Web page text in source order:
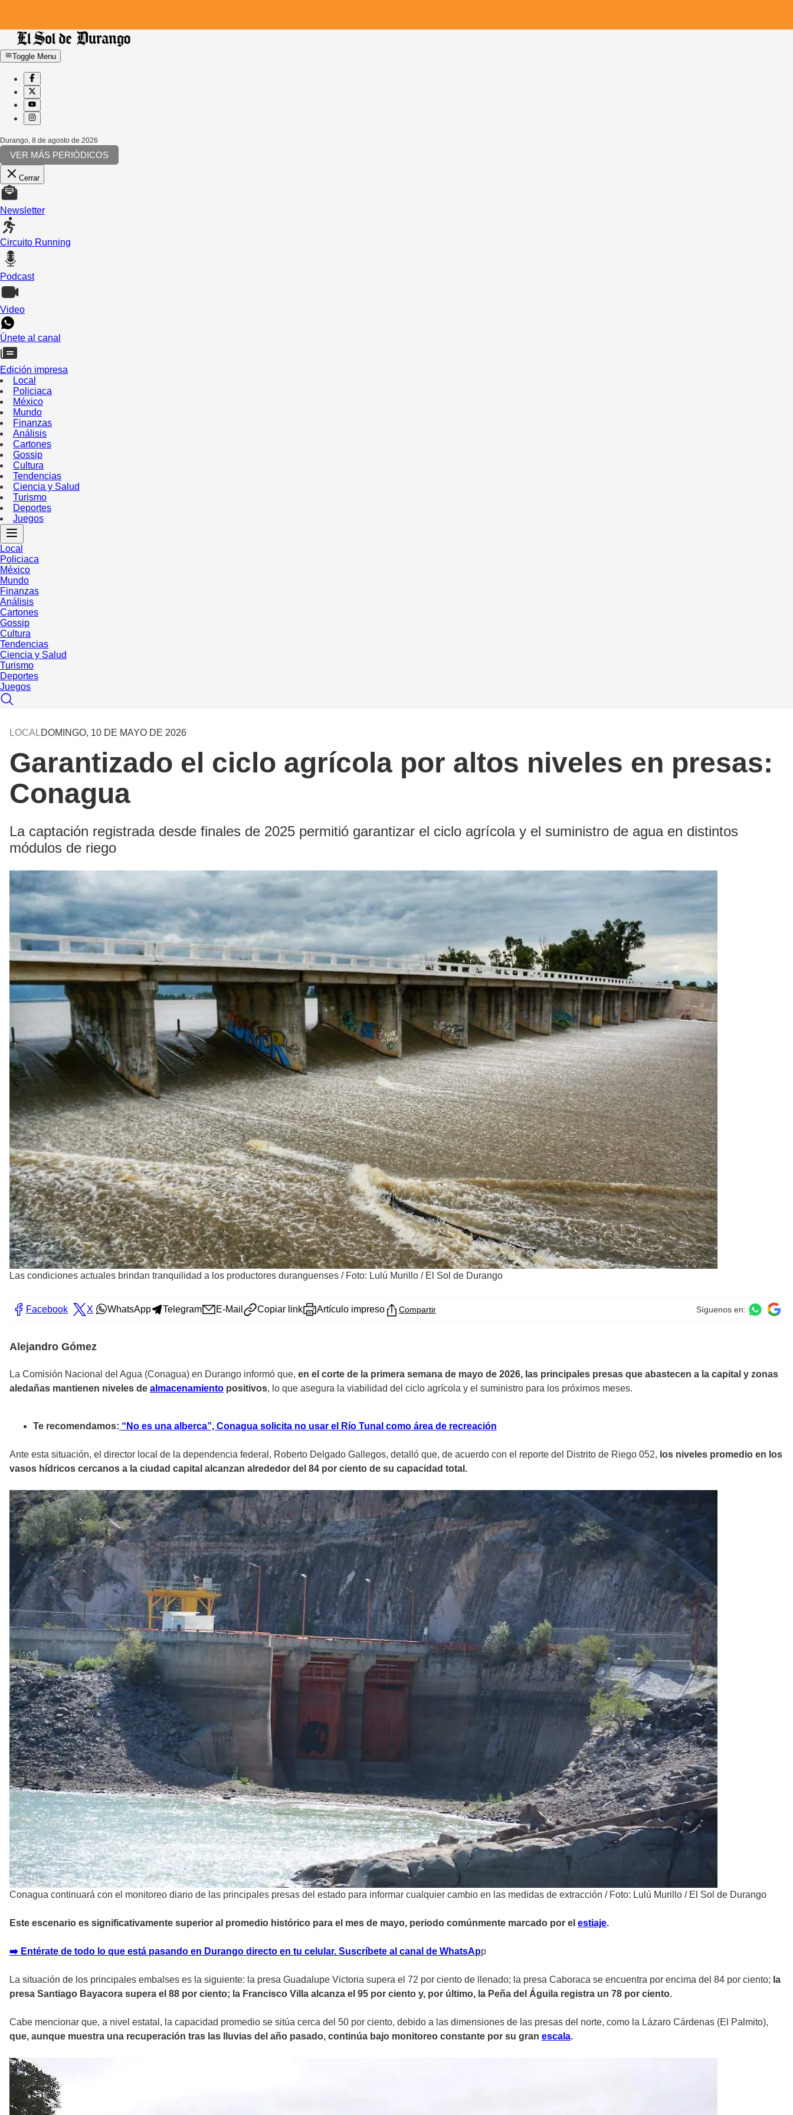
Toggle Menu
Durango 8 de agosto de 2026
VER MÁS PERIÓDICOS
Cerrar
Newsletter
Circuito Running
Podcast
Video
Únete al canal
Edición impresa
Local
Policiaca
México
Mundo
Finanzas
Análisis
Cartones
Gossip
Cultura
Tendencias
Ciencia y Salud
Turismo
Deportes
Juegos
Local
Policiaca
México
Mundo
Finanzas
Análisis
Cartones
Gossip
Cultura
Tendencias
Ciencia y Salud
Turismo
Deportes
Juegos
LOCALDOMINGO, 10 DE MAYO DE 2026
Garantizado el ciclo agrícola por altos niveles en presas:
Conagua
La captación registrada desde finales de 2025 permitió garantizar el ciclo agrícola y el suministro de agua en distintos
módulos de riego
Las condiciones actuales brindan tranquilidad a los productores duranguenses / Foto: Lulú Murillo / El Sol de Durango
Facebook X WhatsApp Telegram E-Mail Copiar link Artículo impreso Compartir Síguenos en:
Alejandro Gómez
La Comisión Nacional del Agua (Conagua) en Durango informó que, en el corte de la primera semana de mayo de 2026, las principales presas que abastecen a la capital y zonas
aledañas mantienen niveles de almacenamiento positivos, lo que asegura la viabilidad del ciclo agrícola y el suministro para los próximos meses.
Te recomendamos: “No es una alberca”, Conagua solicita no usar el Río Tunal como área de recreación
Ante esta situación, el director local de la dependencia federal, Roberto Delgado Gallegos, detalló que, de acuerdo con el reporte del Distrito de Riego 052, los niveles promedio en los
vasos hídricos cercanos a la ciudad capital alcanzan alrededor del 84 por ciento de su capacidad total.
Conagua continuará con el monitoreo diario de las principales presas del estado para informar cualquier cambio en las medidas de extracción / Foto: Lulú Murillo / El Sol de Durango
Este escenario es significativamente superior al promedio histórico para el mes de mayo, periodo comúnmente marcado por el estiaje.
➡️ Entérate de todo lo que está pasando en Durango directo en tu celular. Suscríbete al canal de WhatsApp
La situación de los principales embalses es la siguiente: la presa Guadalupe Victoria supera el 72 por ciento de llenado; la presa Caboraca se encuentra por encima del 84 por ciento; la
presa Santiago Bayacora supera el 88 por ciento; la Francisco Villa alcanza el 95 por ciento y, por último, la Peña del Águila registra un 78 por ciento.
Cabe mencionar que, a nivel estatal, la capacidad promedio se sitúa cerca del 50 por ciento, debido a las dimensiones de las presas del norte, como la Lázaro Cárdenas (El Palmito),
que, aunque muestra una recuperación tras las lluvias del año pasado, continúa bajo monitoreo constante por su gran escala.